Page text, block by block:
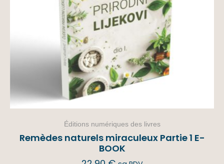
Éditions numériques des livres
Remèdes naturels miraculeux Partie 1 E-
BOOK